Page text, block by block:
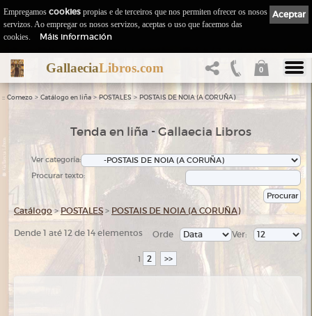
GallaeciaLibros.com 0
:: Comezo > Catálogo en liña > POSTALES > POSTAIS DE NOIA (A CORUÑA)
Tenda en liña - Gallaecia Libros
Ver categoría:
Procurar texto:
Catálogo >POSTALES > POSTAIS DE NOIA (A CORUÑA)
Dende 1 até 12 de 14 elementos Ver:
Orde
1 2 >>
Aceptar
Empregamos cookies propias e de terceiros que nos permiten ofrecer os nosos
servizos. Ao empregar os nosos servizos, aceptas o uso que facemos das
cookies.
Máis información